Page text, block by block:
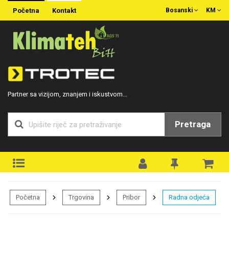
Početna Kontakt KM
Bosanski
Partner sa vizijom, znanjem i iskustvom...
Pretraga
Početna Trgovina Pribor Radna odjeća